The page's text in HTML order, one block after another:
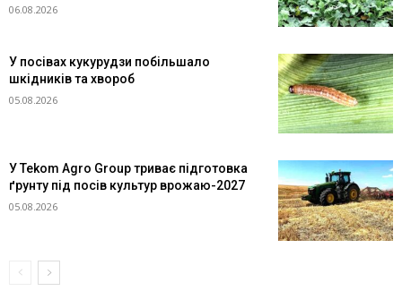
06.08.2026
У посівах кукурудзи побільшало
шкідників та хвороб
05.08.2026
У Tekom Agro Group триває підготовка
ґрунту під посів культур врожаю-2027
05.08.2026